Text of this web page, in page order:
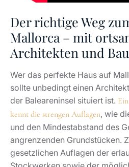
Der richtige Weg
Mallorca – mit
Architekten und
Wer das perfekte Haus auf
sollte unbedingt einen
der Baleareninsel situiert ist.
kennt die strengen Auflagen, wie
und den Mindestabstand des
angrenzenden Grundstücken.
gesetzlichen Auflagen der